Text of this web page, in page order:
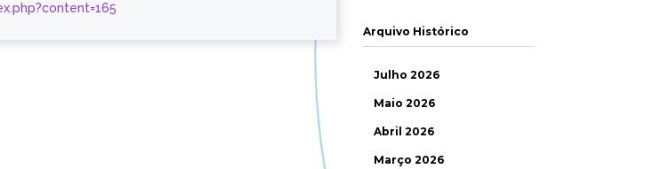
Arquivo Histórico
Julho 2026
Maio 2026
Abril 2026
Março 2026